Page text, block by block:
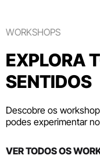
WORKSHOPS
EXPLORA
SENTIDOS
Descobre os
podes experimentar
VER TODOS OS